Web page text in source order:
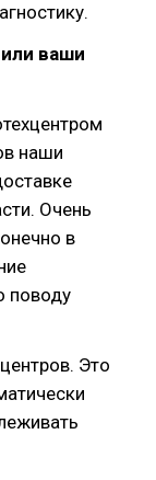
ваши
наши
Очень
в
поводу
Это